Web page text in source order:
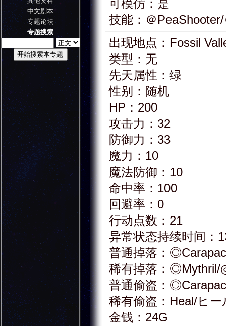
可模仿：是
技能：＠
出现地点：Fossil
类型：无
先天属性：绿
性别：随机
HP：200
攻击力：32
防御力：33
魔力：10
魔法防御：10
命中率：100
回避率：0
行动点数：21
异常状态持续时间：
普通掉落：
稀有掉落：
普通偷盗：
稀有偷盗：Heal/ヒー
金钱：24G
中文剧本
专题论坛
专题搜索